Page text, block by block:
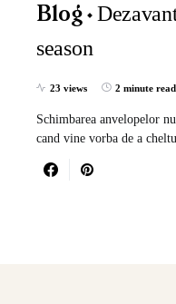
Blog
season
23 views 2 minute read
Schimbarea anvelopelor
cand vine vorba de a